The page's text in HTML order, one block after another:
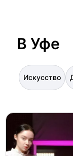
В Уфе
Искусство